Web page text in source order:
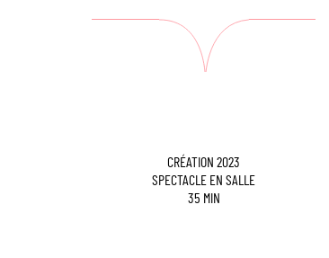
CRÉATION 2023
SPECTACLE EN SALLE
35 MIN